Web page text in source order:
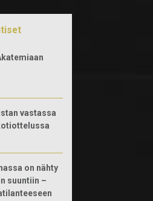
vastassa
on nähty
suuntiin –